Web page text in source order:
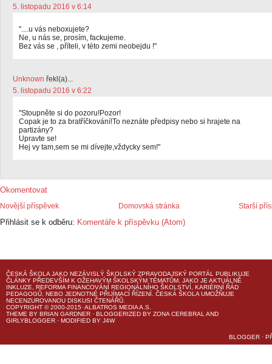
5. listopadu 2016 v 6:14
"....u vás neboxujete?
Ne, u nás se, prosím, fackujeme.
Bez vás se , příteli, v této zemi neobejdu !"
Unknown řekl(a)...
5. listopadu 2016 v 6:22
"Stoupněte si do pozoru!Pozor!
Copak je to za bratříčkování!To neznáte předpisy nebo si hrajete na
partizány?
Upravte se!
Hej vy tam,sem se mi dívejte,vždycky sem!"
Okomentovat
Novější příspěvek Starší
Domovská stránka
Přihlásit se k odběru: Komentáře k příspěvku (Atom)
ČESKÁ ŠKOLA JAKO NEZÁVISLÝ ŠKOLSKÝ ZPRAVODAJSKÝ PORTÁL PUBLIKUJE
ČLÁNKY PŘEDEVŠÍM K OŽEHAVÝM ŠKOLSKÝM TÉMATŮM, JAKO JE AKTUÁLNĚ
INKLUZE, REFORMA FINANCOVÁNÍ REGIONÁLNÍHO ŠKOLSTVÍ, KARIÉRNÍ ŘÁD
PEDAGOGŮ, NEBO JEDNOTNÉ PŘIJÍMACÍ ŘÍZENÍ. ČESKÁ ŠKOLA UMOŽŇUJE
NECENZUROVANOU DISKUSI ČTENÁŘŮ.
COPYRIGHT © 2000-2015· ALBATROS MEDIA A.S.
THEME BY BRIAN GARDNER · BLOGGERIZED BY ZONA CEREBRAL AND
GIRLYBLOGGER · MODIFIED BY J4W
BLOGGER ·